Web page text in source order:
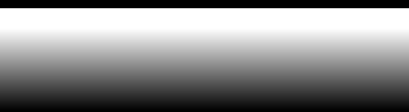
digitale
Accessori
per auto
Collezione